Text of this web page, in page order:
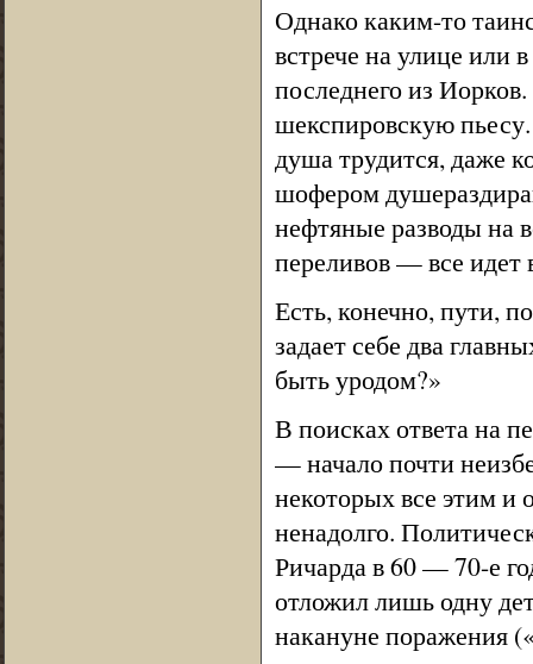
Однако каким-то
встрече на улице или
последнего из
шекспировскую
душа трудится, даже
шофером
нефтяные разводы на
переливов — все идет
Есть, конечно, пути,
задает себе два
быть уродом?»
В поисках ответа на
— начало почти
некоторых все этим и
ненадолго.
Ричарда в 60 — 70-е
отложил лишь одну
накануне поражения